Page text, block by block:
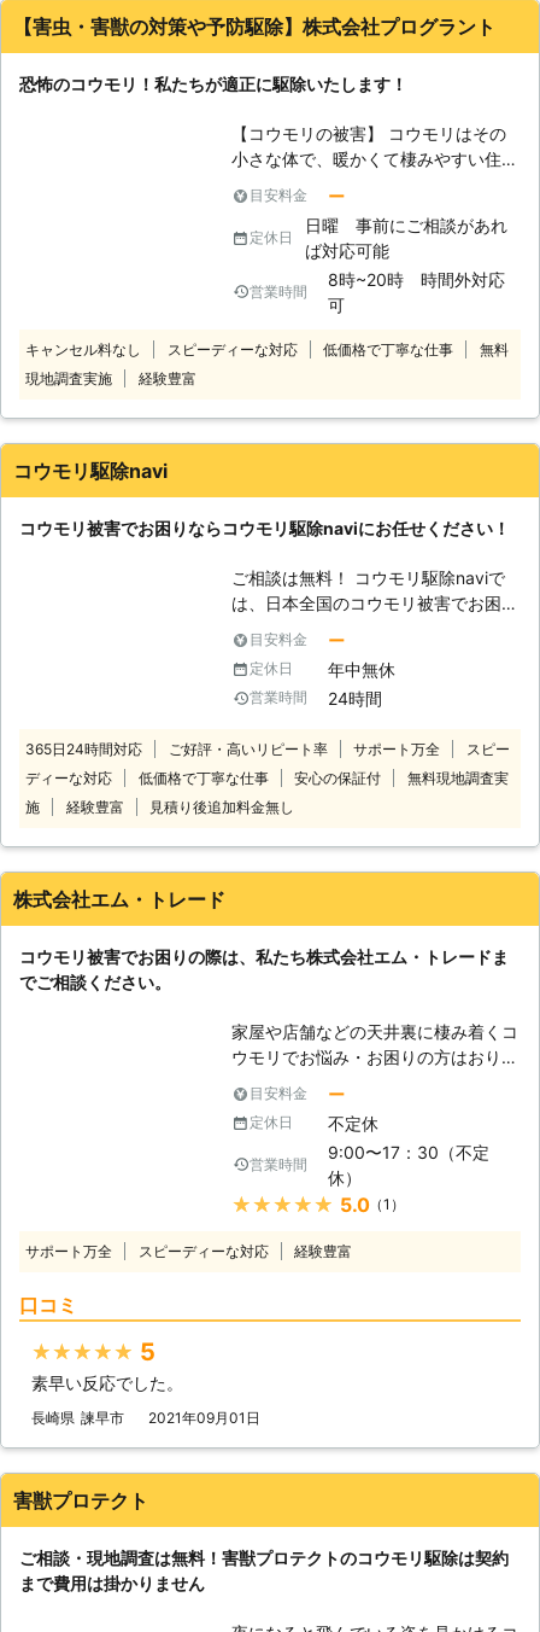
【害虫・害獣の対策や予防駆除】株式会社プログラント
恐怖のコウモリ！私たちが適正に駆除いたします！
【コウモリの被害】 コウモリはその
小さな体で、暖かくて棲みやすい住宅
を選び、とても小さな隙間から侵入し
天井裏などに巣をつくります。コウモ
リは夜行性のため、日中はじっとして
いますので、同じ場所に糞をします。
また、天井裏にシミが出来たり、乾燥
した糞が空気中を飛び回るので、私た
ち人間に感染症を引き起こすことも少
なくありません。さらにコウモリには
専門の業者では、十分な調査を行った
入されないように侵入口封鎖をいたし
ます。それに、コウモリには多くの菌
があるため、個人でのコウモリ駆除は
お勧めできません。触れてしまっただ
けで感染症になることはありません
とで、人間の肺の中に入ってしまい、
気付かない内に引き起こすケースもあ
ります。 一度棲みつかれてしまう
と、駆除を行わない限り棲み続けてし
まうので早めの対策が必要です。コウ
モリ被害でお困りの方は出来るだけ早
目安料金 ー
定休日
日曜 事前にご相談があれ
ば対応可能
営業時間
8時~20時 時間外対応
可
キャンセル料なし スピーディーな対応 低価格で丁寧な仕事
無料
現地調査実施
経験豊富
コウモリ駆除navi
コウモリ被害でお困りならコウモリ駆除naviにお任せください！
ご相談は無料！ コウモリ駆除naviで
は、日本全国のコウモリ被害でお困
り、お悩みのお客様に対応！ 経験豊
富なスタッフがご自宅に住み着いたコ
ウモリを迅速・丁寧に駆除いたします
ので安心してお任せください。 万全
ービスを提供いたします。 いざとい
うときはコウモリ駆除naviにご連絡く
ださい。 コウモリ駆除naviは、日本
域でご依頼を受け付けております。
依頼しにくい早朝や深夜であろうとい
つでもどこでも遠慮なくご連絡くださ
消するために、現地調査や無料見積も
りなどのご説明をいたします。 ※対応
エリア・加盟店・現場状況により、事
見積もりに費用をいただく場合がござ
います。
目安料金 ー
定休日 年中無休
営業時間 24時間
365日24時間対応 ご好評・高いリピート率 サポート万全
スピー
ディーな対応
低価格で丁寧な仕事 安心の保証付
無料現地調査実
施
経験豊富 見積り後追加料金無し
株式会社エム・トレード
コウモリ被害でお困りの際は、私たち株式会社エム・トレードま
でご相談ください。
家屋や店舗などの天井裏に棲み着くコ
ウモリでお悩み・お困りの方はおりま
せんか？ 私たち株式会社エム・トレ
ードでは、そんなコウモリのことでお
悩み・お困りの方にしっかりと対応さ
せていただいております。 コウモリ
は、蛾やユスリカなどの虫を捕食する
ため益獣としての役割もある鳥です
は人体や環境に悪影響を及ぼします。
熟練のプロがお伺いし、確認いたしま
目安料金 ー
定休日 不定休
営業時間
9:00〜17：30（不定
休）
★★★★★ 5.0（1）
サポート万全 スピーディーな対応 経験豊富
口コミ
★★★★★ 5
素早い反応でした。
長崎県 諫早市 2021年09月01日
害獣プロテクト
ご相談・現地調査は無料！害獣プロテクトのコウモリ駆除は契約
まで費用は掛かりません